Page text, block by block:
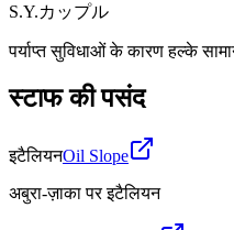
S.Y.カップル
पर्याप्त सुविधाओं के कारण हल्के
स्टाफ की पसंद
इटैलियनOil Slope
अबुरा-ज़ाका पर इटैलियन